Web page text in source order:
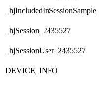
_hjSession_2435527
_hjSessionUser_2435527
DEVICE_INFO